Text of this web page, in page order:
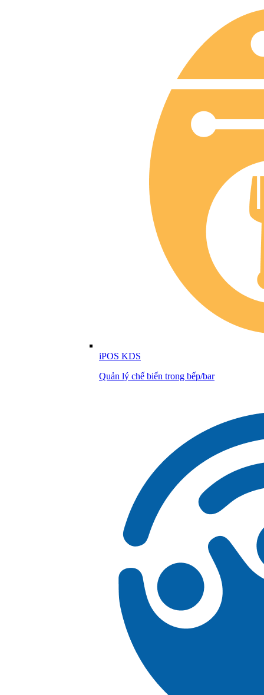
iPOS KDS
Quản lý chế biến trong bếp/bar